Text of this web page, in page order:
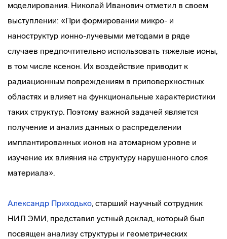
моделирования. Николай Иванович отметил в своем
выступлении: «При формировании микро- и
наноструктур ионно-лучевыми методами в ряде
случаев предпочтительно использовать тяжелые ионы,
в том числе ксенон. Их воздействие приводит к
радиационным повреждениям в приповерхностных
областях и влияет на функциональные характеристики
таких структур. Поэтому важной задачей является
получение и анализ данных о распределении
имплантированных ионов на атомарном уровне и
изучение их влияния на структуру нарушенного слоя
материала».
Александр Приходько, старший научный сотрудник
НИЛ ЭМИ, представил устный доклад, который был
посвящен анализу структуры и геометрических